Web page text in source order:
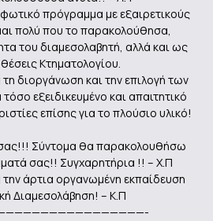
πρόγραμμα με εξαιρετικούς
πολύ που το παρακολούθησα,
του διαμεσολαβητή, αλλά και ως
Κτηματολογίου.
διοργάνωση και την επιλογή των
εξειδικευμένο και απαιτητικό
επίσης για το πλούσιο υλικό!
σας!!! Σύντομα θα παρακολουθήσω
σας!! Συγχαρητήρια !! – Χ.Π
την άρτια οργανωμένη εκπαίδευση
Διαμεσολάβηση! – Κ.Π